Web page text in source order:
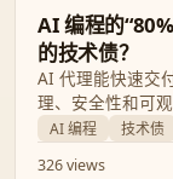
AI 编程的
的技术债？
AI 代理能快速交
理、安全性和可
分析这一现象，
的最新架构闭合
AI 编程 技术债
326 views